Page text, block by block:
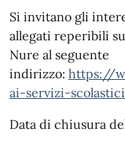
Si invitano gli
allegati reperibili
Nure al seguente
indirizzo: https://
ai-servizi-
Data di chiusura